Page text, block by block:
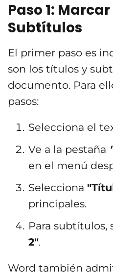
Paso 1:
Subtítulos
El primer paso es
son los títulos y
documento. Para
pasos:
Selecciona el
Ve a la pestaña
en el menú
Selecciona
principales.
Para subtítulos,
2".
Word también